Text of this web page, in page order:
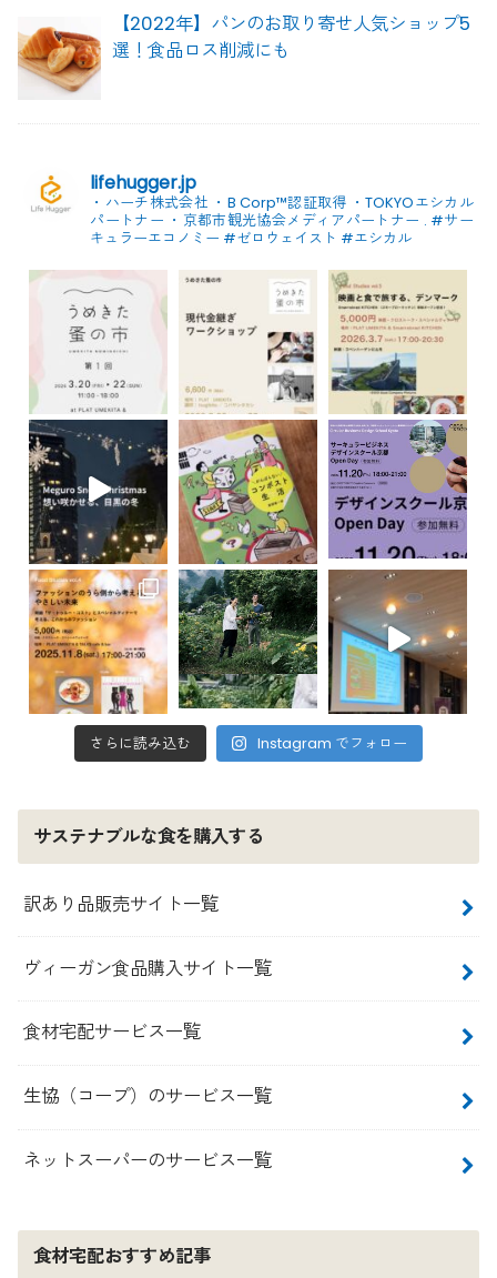
【2022年】パンのお取り寄せ人気ショップ5
選！食品ロス削減にも
lifehugger.jp
・ハーチ株式会社 ・B Corp™認証取得 ・TOKYOエシカル
パートナー ・京都市観光協会メディアパートナー . #サー
キュラーエコノミー #ゼロウェイスト #エシカル
さらに読み込む Instagram でフォロー
サステナブルな食を購入する
訳あり品販売サイト一覧
ヴィーガン食品購入サイト一覧
食材宅配サービス一覧
生協（コープ）のサービス一覧
ネットスーパーのサービス一覧
食材宅配おすすめ記事